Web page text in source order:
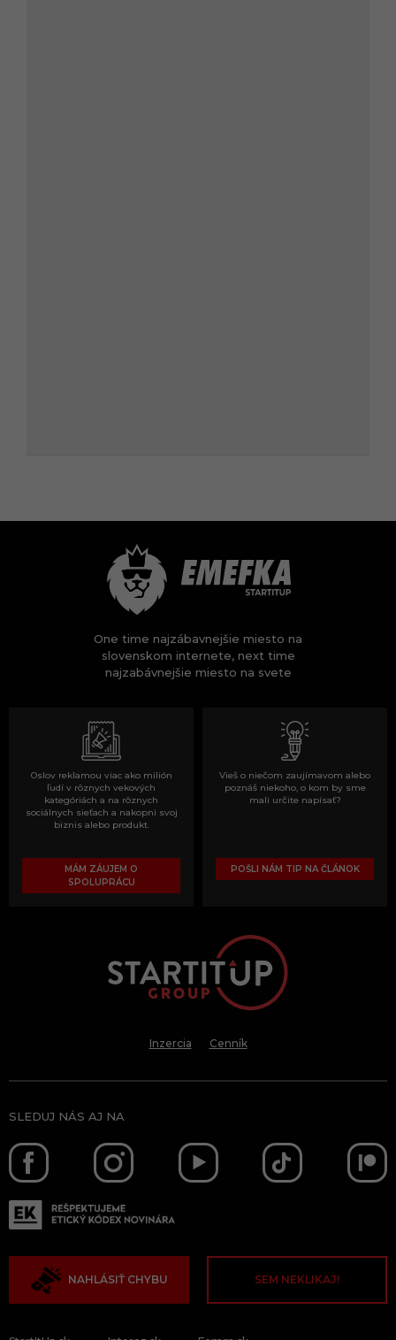
One time najzábavnejšie miesto na
slovenskom internete, next time
najzabávnejšie miesto na svete
Oslov reklamou viac ako milión
ľudí v rôznych vekových
kategóriách a na rôznych
sociálnych sieťach a nakopni svoj
biznis alebo produkt.
MÁM ZÁUJEM O
SPOLUPRÁCU
Vieš o niečom zaujímavom alebo
poznáš niekoho, o kom by sme
mali určite napísať?
POŠLI NÁM TIP NA ČLÁNOK
Inzercia Cenník
SLEDUJ NÁS AJ NA
NAHLÁSIŤ CHYBU SEM NEKLIKAJ!